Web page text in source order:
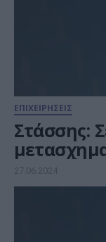
ΕΠΙΧΕΙΡΗΣΕΙΣ
Στάσσης:
27.06.2024